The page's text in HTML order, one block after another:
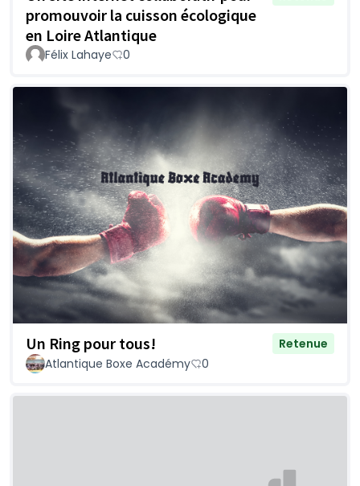
promouvoir la cuisson écologique
en Loire Atlantique
Félix Lahaye 0
Un Ring pour tous!
Retenue
Atlantique Boxe Académy
0